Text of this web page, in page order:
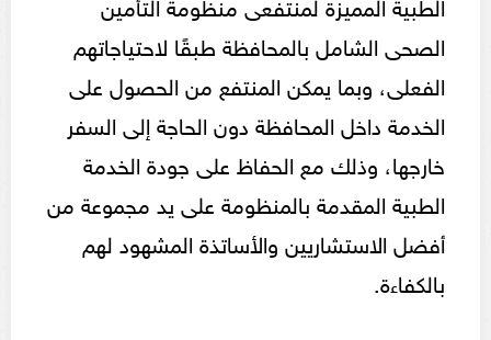
الصحى الشامل بالمحافظة طبقًا لاحتياجاتهم
الفعلى، وبما يمكن المنتفع من الحصول على
الخدمة داخل المحافظة دون الحاجة إلى السفر
خارجها، وذلك مع الحفاظ على جودة الخدمة
الطبية المقدمة بالمنظومة على يد مجموعة من
أفضل الاستشاريين والأساتذة المشهود لهم
بالكفاءة.